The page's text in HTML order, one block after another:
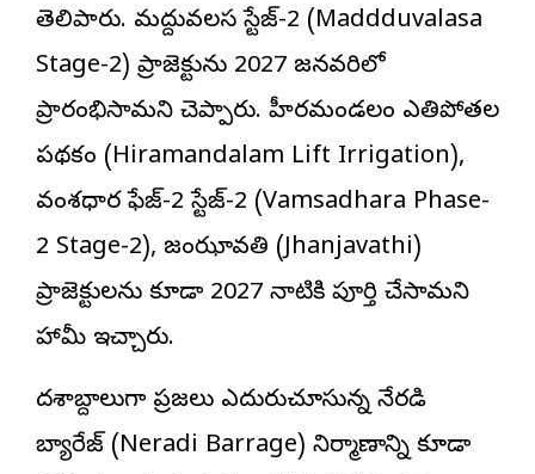
తెలిపారు. మద్దువలస స్టేజ్-2 (Maddduvalasa
Stage-2) ప్రాజెక్టును 2027 జనవరిలో
ప్రారంభిస్తామని చెప్పారు. హీరమండలం ఎత్తిపోతల
పథకం (Hiramandalam Lift Irrigation),
వంశధార ఫేజ్-2 స్టేజ్-2 (Vamsadhara Phase-
2 Stage-2), జంఝావతి (Jhanjavathi)
ప్రాజెక్టులను కూడా 2027 నాటికి పూర్తి చేస్తామని
హామీ ఇచ్చారు.
దశాబ్దాలుగా ప్రజలు ఎదురుచూస్తున్న నేరడి
బ్యారేజ్ (Neradi Barrage) నిర్మాణాన్ని కూడా